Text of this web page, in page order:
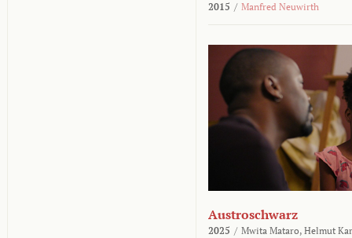
2015 / Manfred Neuwirth
Austroschwarz
2025 / Mwita Mataro, Helmut